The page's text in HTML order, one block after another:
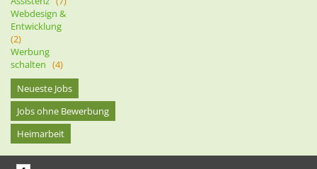
Webdesign &
Entwicklung
(2)
Werbung
schalten (4)
Neueste Jobs
Jobs ohne Bewerbung
Heimarbeit